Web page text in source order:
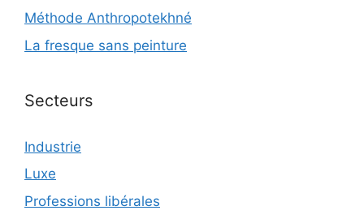
Méthode Anthropotekhné
La fresque sans peinture
Secteurs
Industrie
Luxe
Professions libérales